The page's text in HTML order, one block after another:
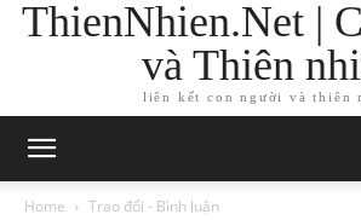
ThienNhien.Net |
và Thiên
liên kết con người và thiên
Home Trao đổi - Bình luận